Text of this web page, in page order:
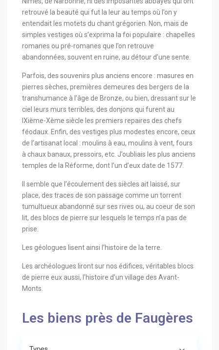
retrouvé la beauté qui fut la leur au temps où l’on y
entendait les motets du chant grégorien. Non, mais de
simples vestiges où s’exprima la foi populaire : chapelles
romanes ou pré-romanes que l’on retrouve
abandonnées, souvent en ruine, au détour d’une sente.
Parfois, des souvenirs plus anciens encore : masures en
pierres sèches, premières demeures des bergers de la
transhumance à l’âge de Bronze, ou bien, dressant sur le
ciel leurs murs terribles, des donjons qui furent au
IXième-Xème siècle les premiers repaires des chefs
féodaux. Enfin, des vestiges plus modestes encore, ceux
de l’artisanat local : moulins à eau, moulins à vent, fours
à chaux banaux, pressoirs, etc. J’oubliais les plus anciens
temples de la Réforme, dont l’un d’eux date de 1577.
Il semble que l’écoulement des siècles ait laissé, sur
place, des traces de son passage comme un torrent
tumultueux abandonné sur ses rives ou, au coeur de son
lit, des blocs de pierre sur lesquels le temps n’a pas de
prise.
Les géologues lisent ainsi l’histoire de la terre.
Les archéologues liront sur nos édifices, véritables blocs
de pierre eux aussi, l’histoire d’un village des Avant-
Monts.
Les biens près de Faugères